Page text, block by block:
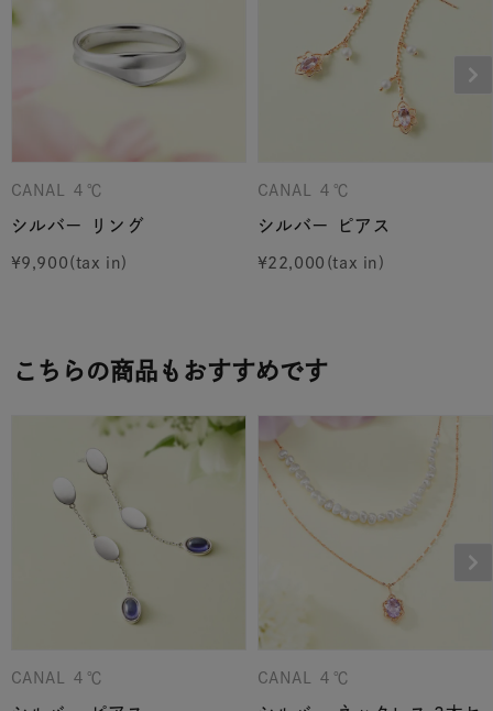
CANAL ４℃
シルバー リング
¥9,900
CANAL ４℃
シルバー ピアス
¥22,000
こちらの商品もおすすめです
CANAL ４℃ CANAL ４℃